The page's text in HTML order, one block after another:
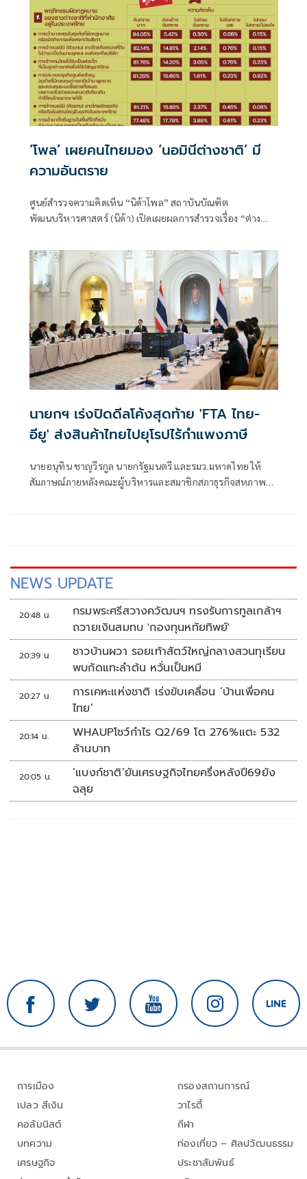
‘โพล’ เผยคนไทยมอง ‘นอมินีต่างชาติ’ มี
ความอันตราย
ศูนย์สำรวจความคิดเห็น “นิด้าโพล” สถาบันบัณฑิต
พัฒนบริหารศาสตร์ (นิด้า) เปิดเผยผลการสำรวจเรื่อง “ต่าง
2569 จากประชาชนที่มีอายุ 18 ปีขึ้นไป
นายกฯ เร่งปิดดีลโค้งสุดท้าย 'FTA ไทย-
อียู' ส่งสินค้าไทยไปยุโรปไร้กำแพงภาษี
นายอนุทิน ชาญวีรกูล นายกรัฐมนตรี และรมว.มหาดไทย ให้
สัมภาษณ์ภายหลังคณะผู้บริหารและสมาชิกสภาธุรกิจสหภาพ
NEWS UPDATE
20:48 น.
กรมพระศรีสวางควัฒนฯ ทรงรับการทูลเกล้าฯ
ถวายเงินสมทบ 'กองทุนหทัยทิพย์'
20:39 น.
ชาวบ้านผวา รอยเท้าสัตว์ใหญ่กลางสวนทุเรียน
พบกัดแทะลำต้น หวั่นเป็นหมี
20:27 น.
การเคหะแห่งชาติ เร่งขับเคลื่อน ‘บ้านเพื่อคน
ไทย’
20:14 น.
WHAUPโชว์กำไร Q2/69 โต 276%แตะ 532
ล้านบาท
20:05 น.
‘แบงก์ชาติ’ยันเศรษฐกิจไทยครึ่งหลังปี69ยัง
ฉลุย
การเมือง
เปลว สีเงิน
คอลัมนิสต์
บทความ
เศรษฐกิจ
กรองสถานการณ์
วาไรตี้
กีฬา
ท่องเที่ยว – ศิลปวัฒนธรรม
ประชาสัมพันธ์